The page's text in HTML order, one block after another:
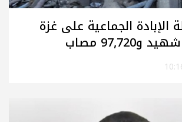
الإبادة الجماعية على غزة